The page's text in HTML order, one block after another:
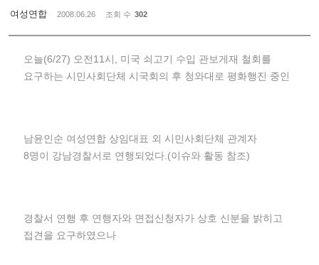
여성연합 2008.06.26 조회 수 302
오늘(6/27) 오전11시, 미국 쇠고기 수입 관보게재 철회를
요구하는 시민사회단체 시국회의 후 청와대로 평화행진 중인
남윤인순 여성연합 상임대표 외 시민사회단체 관계자
8명이 강남경찰서로 연행되었다.(이슈와 활동 참조)
경찰서 연행 후 연행자와 면접신청자가 상호 신분을 밝히고
접견을 요구하였으나